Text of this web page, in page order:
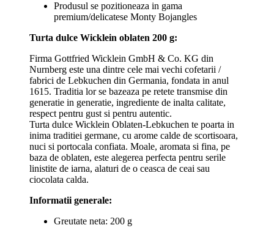
Produsul se pozitioneaza in gama
premium/delicatese Monty Bojangles
Turta dulce Wicklein oblaten 200 g:
Firma Gottfried Wicklein GmbH & Co. KG din
Nurnberg este una dintre cele mai vechi cofetarii /
fabrici de Lebkuchen din Germania, fondata in anul
1615. Traditia lor se bazeaza pe retete transmise din
generatie in generatie, ingrediente de inalta calitate,
respect pentru gust si pentru autentic.
Turta dulce Wicklein Oblaten-Lebkuchen te poarta in
inima traditiei germane, cu arome calde de scortisoara,
nuci si portocala confiata. Moale, aromata si fina, pe
baza de oblaten, este alegerea perfecta pentru serile
linistite de iarna, alaturi de o ceasca de ceai sau
ciocolata calda.
Informatii generale:
Greutate neta: 200 g